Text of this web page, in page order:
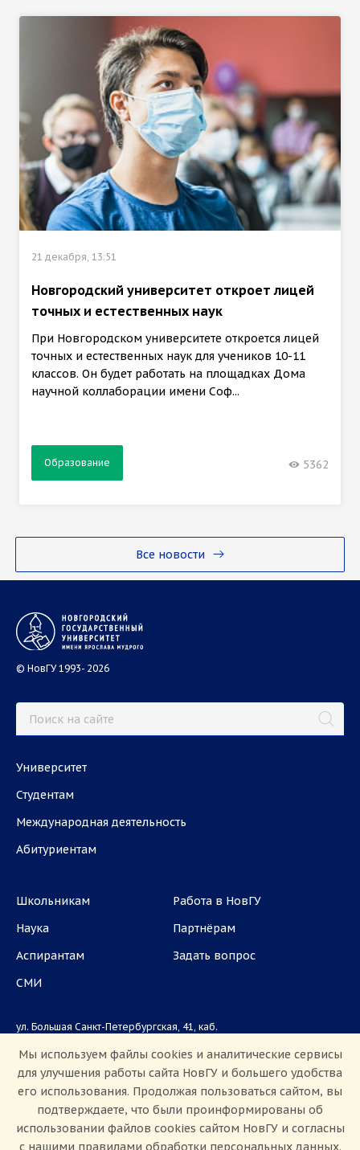
Все новости
21 декабря, 13:51
Новгородский университет откроет лицей
точных и естественных наук
При Новгородском университете откроется лицей
точных и естественных наук для учеников 10-11
классов. Он будет работать на площадках Дома
научной коллаборации имени Соф...
Образование 5362
© НовГУ 1993- 2026
Университет
Студентам
Международная деятельность
Абитуриентам
Школьникам
Наука
Аспирантам
СМИ
Работа в НовГУ
Партнёрам
Задать вопрос
ул. Большая Санкт-Петербургская, 41, каб.
Приемная комиссия: +7(8162)33-20-44
Мы используем файлы cookies и аналитические сервисы
для улучшения работы сайта НовГУ и большего удобства
его использования. Продолжая пользоваться сайтом, вы
подтверждаете, что были проинформированы об
использовании файлов cookies сайтом НовГУ и согласны
с нашими правилами обработки персональных данных.